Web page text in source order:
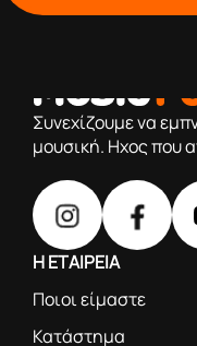
Συνεχίζουμε να
μουσική. Ηχος που
Η ΕΤΑΙΡΕΙΑ
Ποιοι είμαστε
Κατάστημα